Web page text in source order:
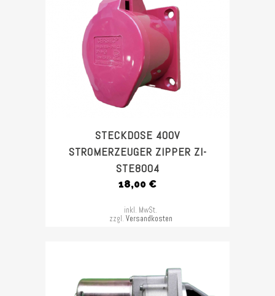
STECKDOSE 400V
STROMERZEUGER ZIPPER ZI-
STE8004
18,00 €
inkl. MwSt.
zzgl. Versandkosten